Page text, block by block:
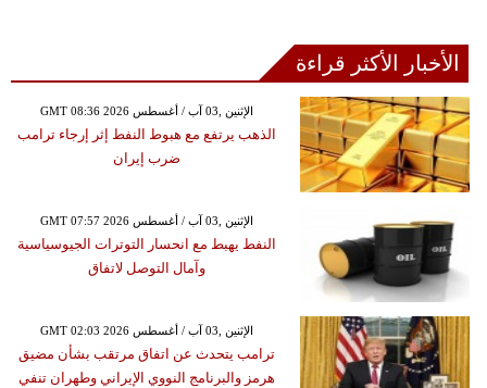
الأخبار الأكثر قراءة
GMT 08:36 2026 الإثنين ,03 آب / أغسطس
الذهب يرتفع مع هبوط النفط إثر إرجاء ترامب
ضرب إيران
GMT 07:57 2026 الإثنين ,03 آب / أغسطس
النفط يهبط مع انحسار التوترات الجيوسياسية
وآمال التوصل لاتفاق
GMT 02:03 2026 الإثنين ,03 آب / أغسطس
ترامب يتحدث عن اتفاق مرتقب بشأن مضيق
هرمز والبرنامج النووي الإيراني وطهران تنفي